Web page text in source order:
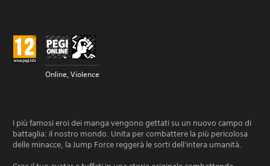
Online, Violence
I più famosi eroi dei manga vengono gettati su un nuovo campo di
battaglia: il nostro mondo. Unita per combattere la più pericolosa
delle minacce, la Jump Force reggerà le sorti dell'intera umanità.